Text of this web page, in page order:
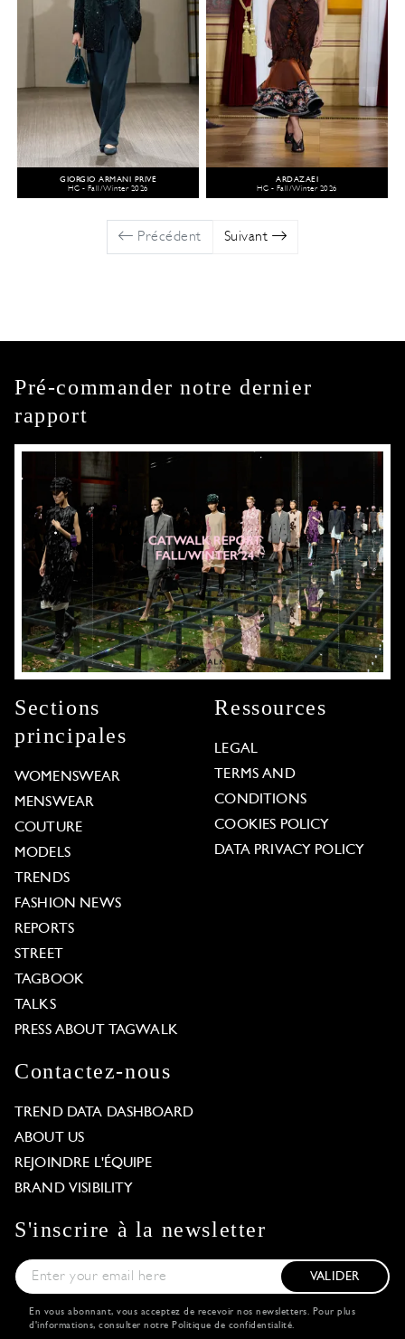
GIORGIO ARMANI PRIVÉ
HC - Fall/Winter 2026
ARDAZAEI
HC - Fall/Winter 2026
Précédent Suivant
Pré-commander notre dernier
rapport
Sections
principales
WOMENSWEAR
MENSWEAR
COUTURE
MODELS
TRENDS
FASHION NEWS
REPORTS
STREET
TAGBOOK
TALKS
PRESS ABOUT TAGWALK
Ressources
LEGAL
TERMS AND
CONDITIONS
COOKIES POLICY
DATA PRIVACY POLICY
Contactez-nous
TREND DATA DASHBOARD
ABOUT US
REJOINDRE L'ÉQUIPE
BRAND VISIBILITY
S'inscrire à la newsletter
VALIDER
En vous abonnant, vous acceptez de recevoir nos newsletters. Pour plus
d'informations, consulter notre Politique de confidentialité.